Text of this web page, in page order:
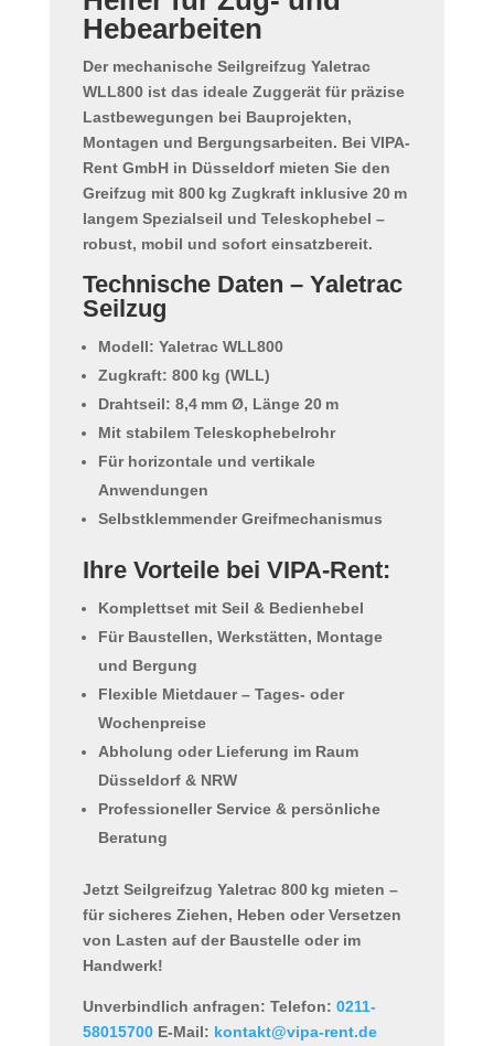
Hebearbeiten
Der mechanische Seilgreifzug Yaletrac
WLL800ist das ideale Zuggerät für präzise
Lastbewegungen bei Bauprojekten,
Montagen und Bergungsarbeiten. Bei VIPA-
Rent GmbHin Düsseldorf mieten Sie den
Greifzug mit 800 kg Zugkraftinklusive 20 m
langem Spezialseil und Teleskophebel –
robust, mobil und sofort einsatzbereit.
Technische Daten – Yaletrac
Seilzug
Modell: Yaletrac WLL800
Zugkraft: 800 kg (WLL)
Drahtseil: 8,4 mm Ø, Länge 20 m
Mit stabilem Teleskophebelrohr
Für horizontale und vertikale
Anwendungen
Selbstklemmender Greifmechanismus
Ihre Vorteile bei VIPA-Rent:
Komplettset mit Seil & Bedienhebel
Für Baustellen, Werkstätten, Montage
und Bergung
Flexible Mietdauer – Tages- oder
Wochenpreise
Abholung oder Lieferung im Raum
Düsseldorf & NRW
Professioneller Service & persönliche
Beratung
Jetzt Seilgreifzug Yaletrac 800 kg mieten –
für sicheres Ziehen, Heben oder Versetzen
von Lasten auf der Baustelle oder im
Handwerk!
Unverbindlich anfragen: Telefon: 0211-
58015700E-Mail: kontakt@vipa-rent.de